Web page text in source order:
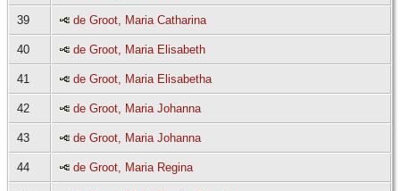
39 de Groot, Maria Catharina
40 de Groot, Maria Elisabeth
41 de Groot, Maria Elisabetha
42 de Groot, Maria Johanna
43 de Groot, Maria Johanna
44 de Groot, Maria Regina